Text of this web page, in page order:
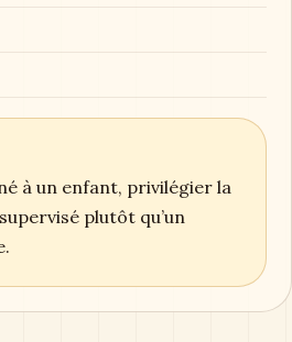
à un enfant, privilégier la
plutôt qu’un